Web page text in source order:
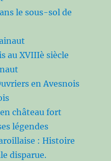
le sous-sol de
au XVIIIè siècle
en Avesnois
château fort
légendes
: Histoire
disparue.